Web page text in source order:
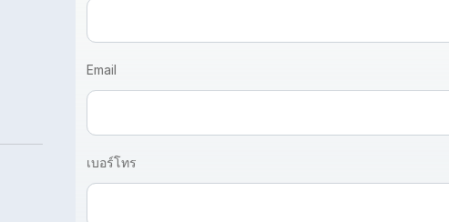
Email
เบอร์โทร